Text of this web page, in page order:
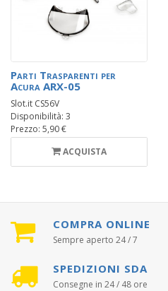
Parti Trasparenti per
Acura ARX-05
Slot.it CS56V
Disponibilità: 3
Prezzo: 5,90 €
ACQUISTA
COMPRA ONLINE
Sempre aperto 24 / 7
SPEDIZIONI SDA
Consegne in 24 / 48 ore